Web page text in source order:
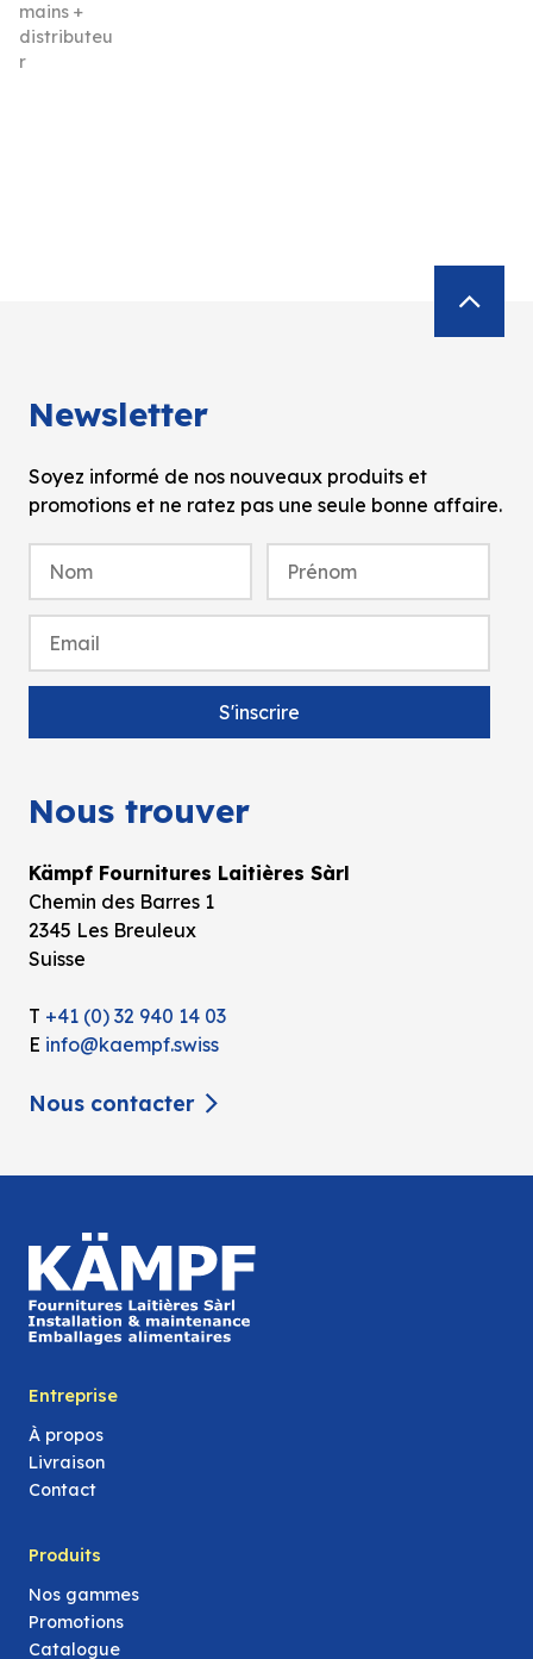
mains +
distributeu
r
Newsletter
Soyez informé de nos nouveaux produits et
promotions et ne ratez pas une seule bonne affaire.
Nous trouver
Kämpf Fournitures Laitières Sàrl
Chemin des Barres 1
2345 Les Breuleux
Suisse
T +41 (0) 32 940 14 03
E info@kaempf.swiss
Nous contacter
Entreprise
À propos
Livraison
Contact
Produits
Nos gammes
Promotions
Catalogue